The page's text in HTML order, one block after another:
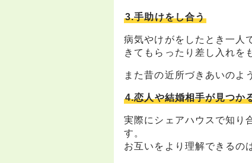
3.手助けをし合う
病気やけがをしたとき一人
きてもらったり差し入れを
また昔の近所づきあいのよ
4.恋人や結婚相手が見つか
実際にシェアハウスで知り
す。
お互いをより理解できるの